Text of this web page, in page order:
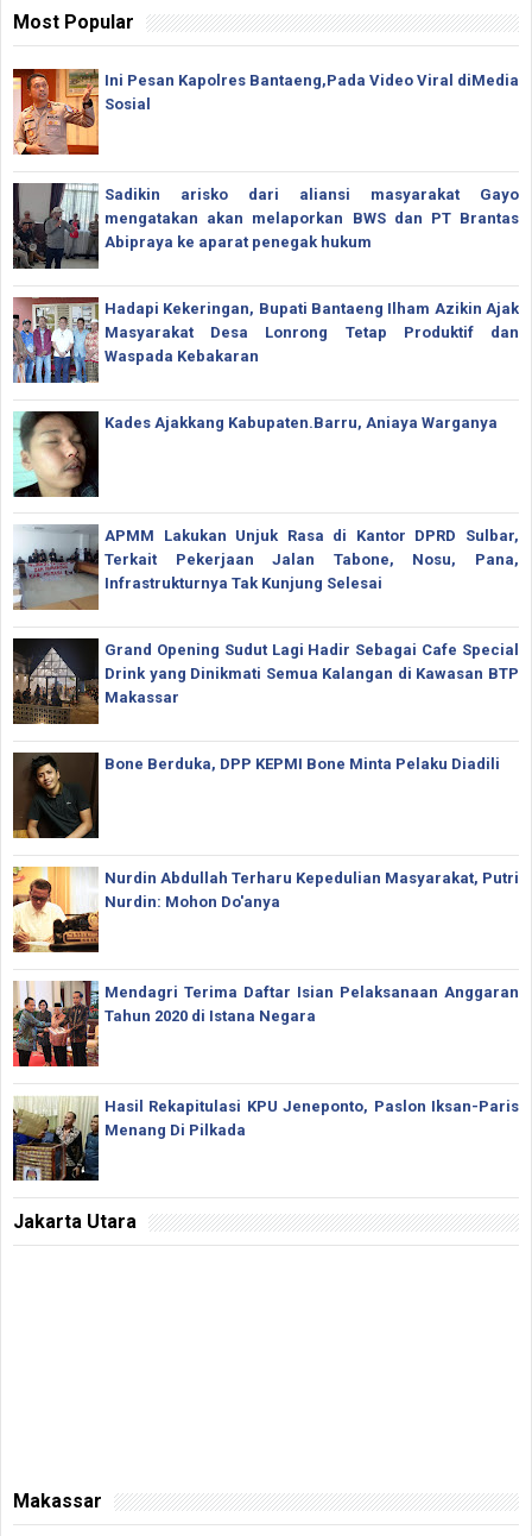
Most Popular
Ini Pesan Kapolres Bantaeng,Pada Video Viral diMedia
Sosial
Sadikin arisko dari aliansi masyarakat Gayo
mengatakan akan melaporkan BWS dan PT Brantas
Abipraya ke aparat penegak hukum
Hadapi Kekeringan, Bupati Bantaeng Ilham Azikin Ajak
Masyarakat Desa Lonrong Tetap Produktif dan
Waspada Kebakaran
Kades Ajakkang Kabupaten.Barru, Aniaya Warganya
APMM Lakukan Unjuk Rasa di Kantor DPRD Sulbar,
Terkait Pekerjaan Jalan Tabone, Nosu, Pana,
Infrastrukturnya Tak Kunjung Selesai
Grand Opening Sudut Lagi Hadir Sebagai Cafe Special
Drink yang Dinikmati Semua Kalangan di Kawasan BTP
Makassar
Bone Berduka, DPP KEPMI Bone Minta Pelaku Diadili
Nurdin Abdullah Terharu Kepedulian Masyarakat, Putri
Nurdin: Mohon Do'anya
Mendagri Terima Daftar Isian Pelaksanaan Anggaran
Tahun 2020 di Istana Negara
Hasil Rekapitulasi KPU Jeneponto, Paslon Iksan-Paris
Menang Di Pilkada
Jakarta Utara
Makassar